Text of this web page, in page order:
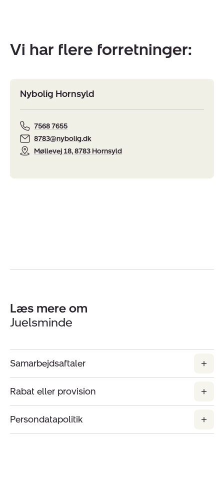
Vi har flere forretninger:
Nybolig Hornsyld
7568 7655
8783@nybolig.dk
Møllevej 18, 8783 Hornsyld
Læs mere om
Juelsminde
Samarbejdsaftaler
Rabat eller provision
Persondatapolitik